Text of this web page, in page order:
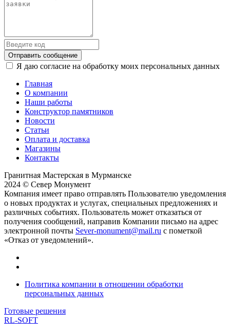
Отправить сообщение
Я даю согласие на обработку моих персональных данных
Главная
О компании
Наши работы
Конструктор памятников
Новости
Статьи
Оплата и доставка
Магазины
Контакты
Гранитная Мастерская в Мурманске
2024 © Север Монумент
Компания имеет право отправлять Пользователю уведомления
о новых продуктах и услугах, специальных предложениях и
различных событиях. Пользователь может отказаться от
получения сообщений, направив Компании письмо на адрес
электронной почты Sever-monument@mail.ru с пометкой
«Отказ от уведомлений».
Политика компании в отношении обработки
персональных данных
Готовые решения
RL-SOFT